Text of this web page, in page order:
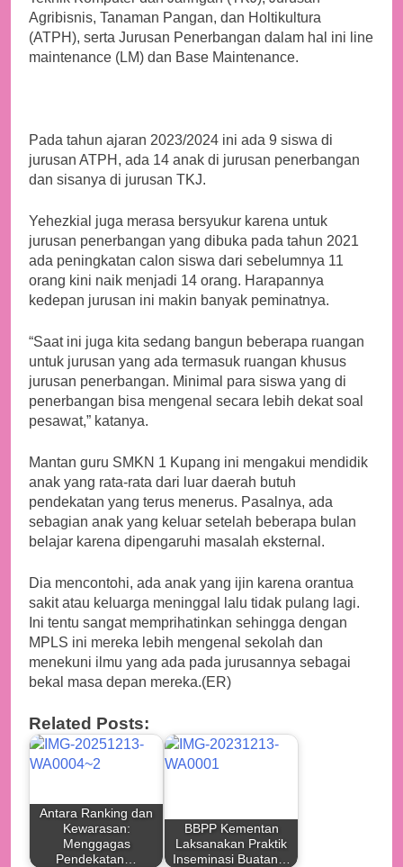
Agribisnis, Tanaman Pangan, dan Holtikultura
(ATPH), serta Jurusan Penerbangan dalam hal ini line
maintenance (LM) dan Base Maintenance.
Pada tahun ajaran 2023/2024 ini ada 9 siswa di
jurusan ATPH, ada 14 anak di jurusan penerbangan
dan sisanya di jurusan TKJ.
Yehezkial juga merasa bersyukur karena untuk
jurusan penerbangan yang dibuka pada tahun 2021
ada peningkatan calon siswa dari sebelumnya 11
orang kini naik menjadi 14 orang. Harapannya
kedepan jurusan ini makin banyak peminatnya.
“Saat ini juga kita sedang bangun beberapa ruangan
untuk jurusan yang ada termasuk ruangan khusus
jurusan penerbangan. Minimal para siswa yang di
penerbangan bisa mengenal secara lebih dekat soal
pesawat,” katanya.
Mantan guru SMKN 1 Kupang ini mengakui mendidik
anak yang rata-rata dari luar daerah butuh
pendekatan yang terus menerus. Pasalnya, ada
sebagian anak yang keluar setelah beberapa bulan
belajar karena dipengaruhi masalah eksternal.
Dia mencontohi, ada anak yang ijin karena orantua
sakit atau keluarga meninggal lalu tidak pulang lagi.
Ini tentu sangat memprihatinkan sehingga dengan
MPLS ini mereka lebih mengenal sekolah dan
menekuni ilmu yang ada pada jurusannya sebagai
bekal masa depan mereka.(ER)
Related Posts:
Antara Ranking dan
Kewarasan:
Menggagas
Pendekatan…
BBPP Kementan
Laksanakan Praktik
Inseminasi Buatan…